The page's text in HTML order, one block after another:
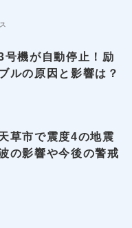
号機が自動停止！励
ルの原因と影響は？
草市で震度4の地震
の影響や今後の警戒